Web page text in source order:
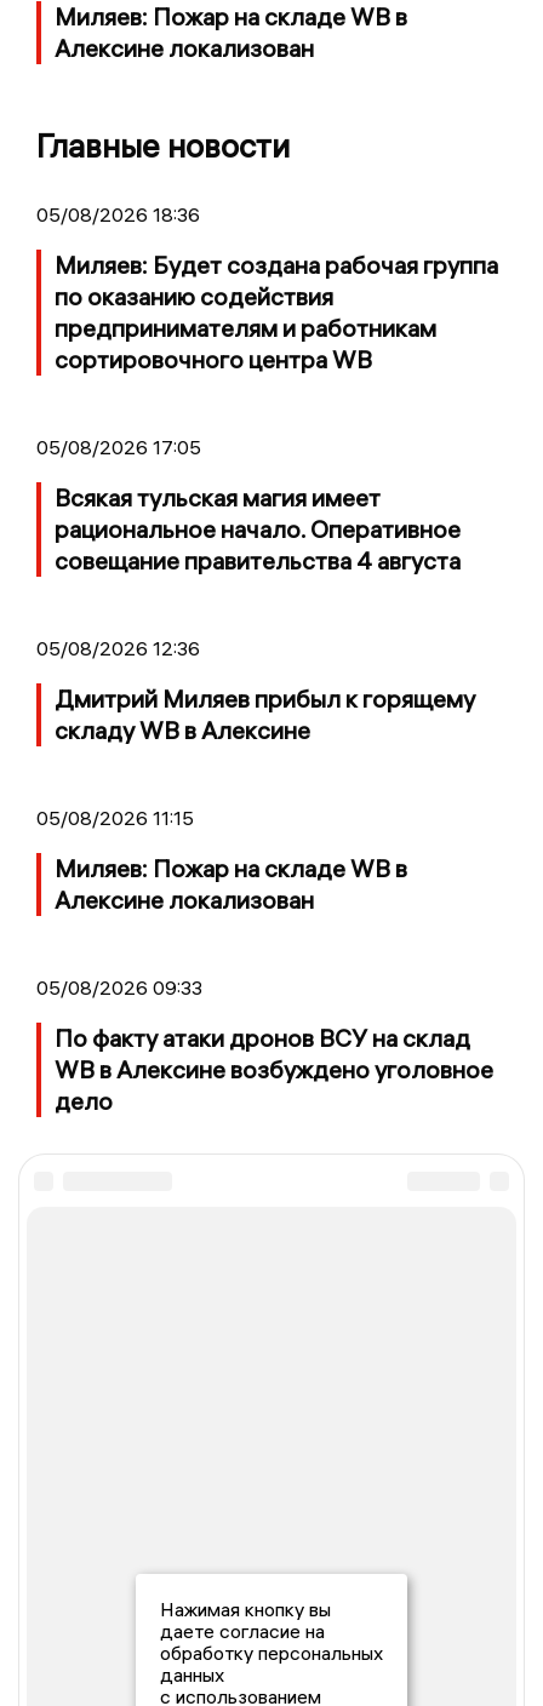
Миляев: Пожар на складе WB в
Алексине локализован
Главные новости
05/08/2026 18:36
Миляев: Будет создана рабочая группа
по оказанию содействия
предпринимателям и работникам
сортировочного центра WB
05/08/2026 17:05
Всякая тульская магия имеет
рациональное начало. Оперативное
совещание правительства 4 августа
05/08/2026 12:36
Дмитрий Миляев прибыл к горящему
складу WB в Алексине
05/08/2026 11:15
Миляев: Пожар на складе WB в
Алексине локализован
05/08/2026 09:33
По факту атаки дронов ВСУ на склад
WB в Алексине возбуждено уголовное
дело
Нажимая кнопку вы
даете согласие на
обработку персональных
данных
с использованием